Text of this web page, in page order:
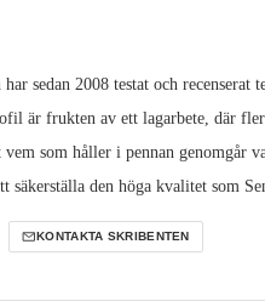
har sedan 2008 testat och
är frukten av ett lagarbete, där
som håller i pennan genomgår
säkerställa den höga kvalitet som
KONTAKTA SKRIBENTEN